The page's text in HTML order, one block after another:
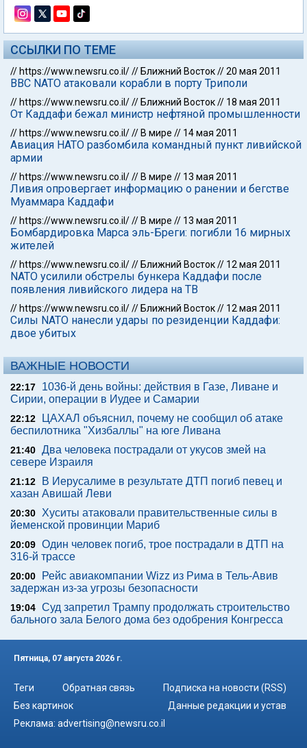
ССЫЛКИ ПО ТЕМЕ
// https://www.newsru.co.il/// Ближний Восток//20 мая 2011
ВВС NATO атаковали корабли в порту Триполи
// https://www.newsru.co.il/// Ближний Восток// 18 мая 2011
От Каддафи бежал министр нефтяной промышленности
// https://www.newsru.co.il/// В мире // 14 мая 2011
Авиация НАТО разбомбила командный пункт ливийской
армии
// https://www.newsru.co.il/// В мире // 13 мая 2011
Ливия опровергает информацию о ранении и бегстве
Муаммара Каддафи
// https://www.newsru.co.il/// В мире // 13 мая 2011
Бомбардировка Марса эль-Бреги: погибли 16 мирных
жителей
// https://www.newsru.co.il/// Ближний Восток// 12 мая 2011
NATO усилили обстрелы бункера Каддафи после
появления ливийского лидера на ТВ
// https://www.newsru.co.il/// Ближний Восток// 12 мая 2011
Силы NATO нанесли удары по резиденции Каддафи:
двое убитых
ВАЖНЫЕ НОВОСТИ
22:17
1036-й день войны: действия в Газе, Ливане и
Сирии, операции в Иудее и Самарии
22:12
ЦАХАЛ объяснил, почему не сообщил об атаке
беспилотника "Хизбаллы" на юге Ливана
21:40 Два человека пострадали от укусов змей на
севере Израиля
21:12
В Иерусалиме в результате ДТП погиб певец и
хазан Авишай Леви
20:30
Хуситы атаковали правительственные силы в
йеменской провинции Мариб
20:09 Один человек погиб, трое пострадали в ДТП на
316-й трассе
20:00
Рейс авиакомпании Wizz из Рима в Тель-Авив
задержан из-за угрозы безопасности
19:04 Суд запретил Трампу продолжать строительство
бального зала Белого дома без одобрения Конгресса
Пятница, 07 августа 2026 г.
Теги Обратная связь
Подписка на новости (RSS)
Без картинок
Данные редакции и устав
Реклама: advertising@newsru.co.il